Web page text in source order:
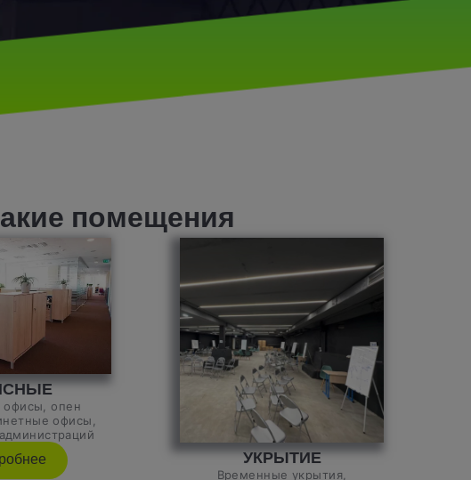
помещения
опен
офисы,
УКРЫТИЕ
Временные укрытия,